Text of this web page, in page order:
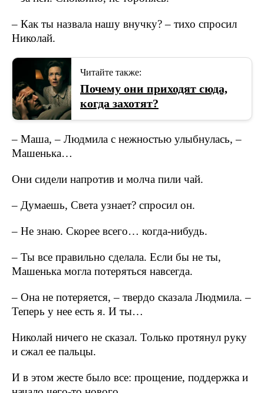
– Как ты назвала нашу внучку? – тихо спросил
Николай.
Читайте также:
Почему они приходят сюда,
когда захотят?
– Маша, – Людмила с нежностью улыбнулась, –
Машенька…
Они сидели напротив и молча пили чай.
– Думаешь, Света узнает? спросил он.
– Не знаю. Скорее всего… когда-нибудь.
– Ты все правильно сделала. Если бы не ты,
Машенька могла потеряться навсегда.
– Она не потеряется, – твердо сказала Людмила. –
Теперь у нее есть я. И ты…
Николай ничего не сказал. Только протянул руку
и сжал ее пальцы.
И в этом жесте было все: прощение, поддержка и